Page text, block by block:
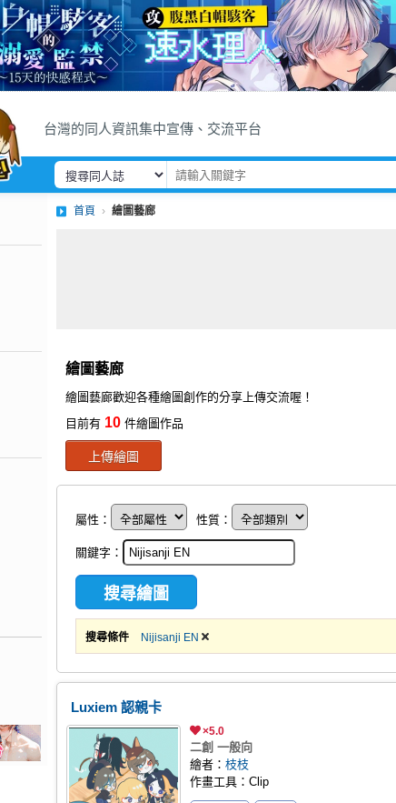
台灣的同人資訊集中宣傳、交流平台
首頁 繪圖藝廊
繪圖藝廊
繪圖藝廊歡迎各種繪圖創作的分享上傳交流喔！
目前有 10 件繪圖作品
上傳繪圖
屬性： 性質：
關鍵字：
搜尋條件 Nijisanji EN
Luxiem 認親卡
×5.0
二創 一般向
繪者： 枝枝
作畫工具：Clip